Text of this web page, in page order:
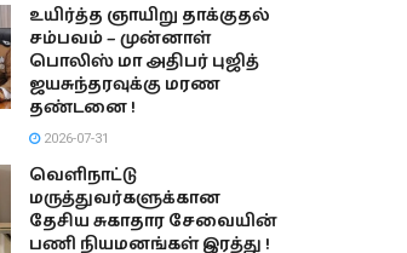
உயிர்த்த ஞாயிறு தாக்குதல்
சம்பவம் – முன்னாள்
பொலிஸ் மா அதிபர் புஜித்
ஜயசுந்தரவுக்கு மரண
தண்டனை !
2026-07-31
வெளிநாட்டு
மருத்துவர்களுக்கான
தேசிய சுகாதார சேவையின்
பணி நியமனங்கள் இரத்து !